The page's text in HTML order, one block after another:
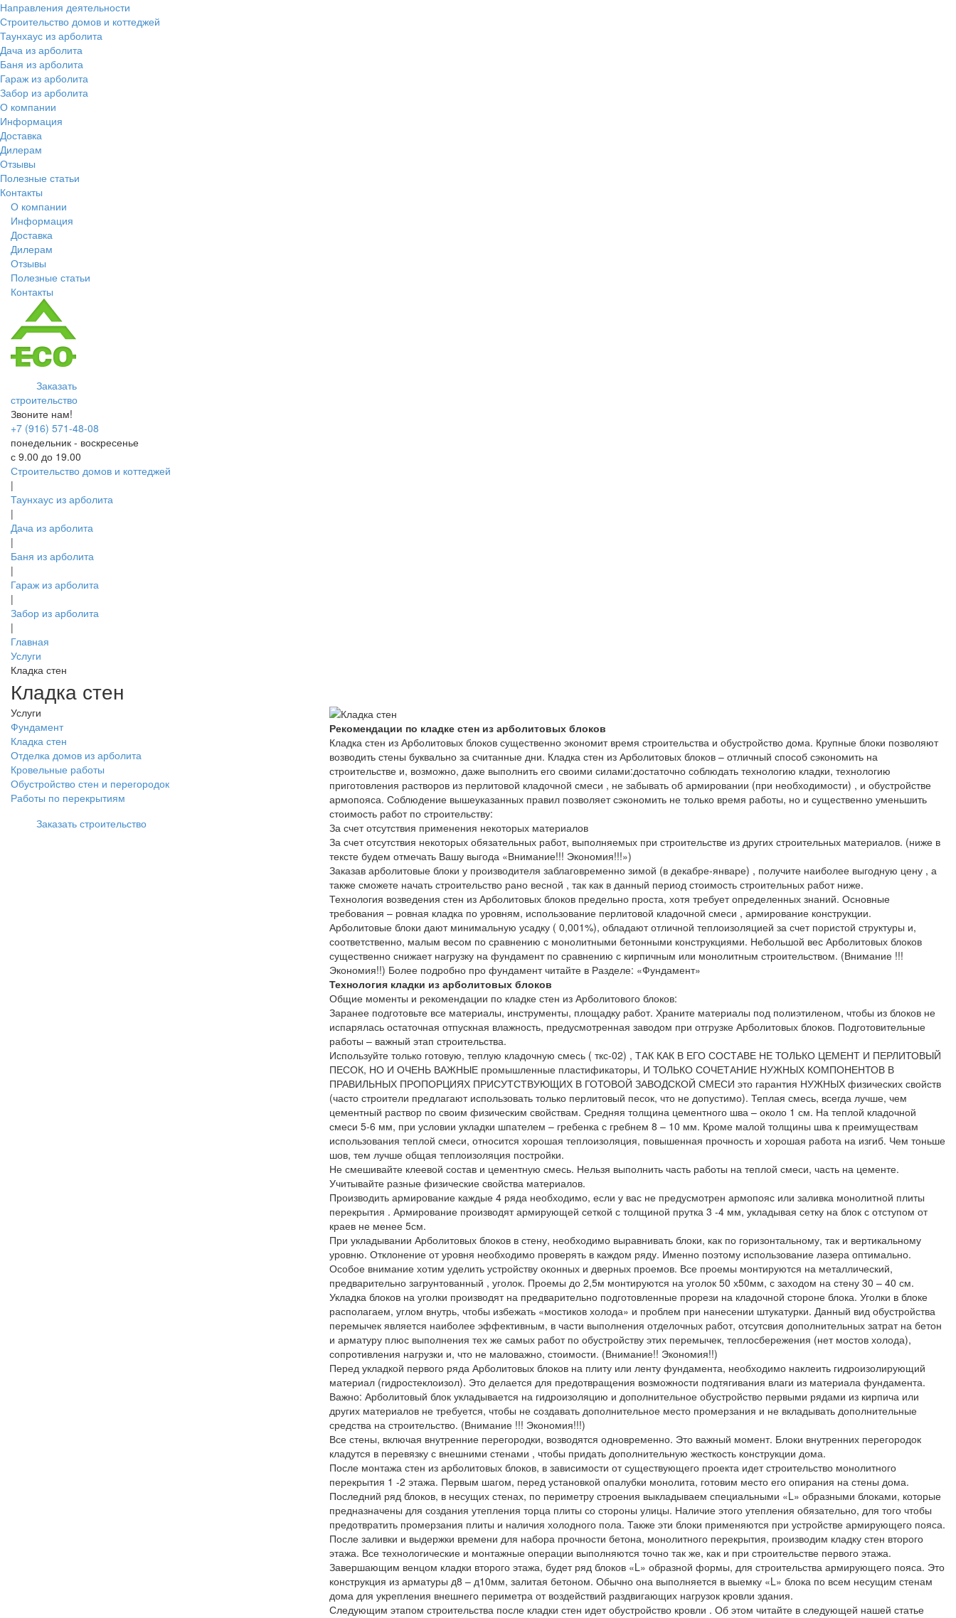
Направления деятельности
Строительство домов и коттеджей
Таунхаус из арболита
Дача из арболита
Баня из арболита
Гараж из арболита
Забор из арболита
О компании
Информация
Доставка
Дилерам
Отзывы
Полезные статьи
Контакты
О компании
Информация
Доставка
Дилерам
Отзывы
Полезные статьи
Контакты
Заказать
строительство
Звоните нам!
+7 (916) 571-48-08
понедельник - воскресенье
с 9.00 до 19.00
Строительство домов и коттеджей
|
Таунхаус из арболита
|
Дача из арболита
|
Баня из арболита
|
Гараж из арболита
|
Забор из арболита
|
Главная
Услуги
Кладка стен
Кладка стен
Рекомендации по кладке стен из арболитовых блоков
Кладка стен из Арболитовых блоков существенно экономит время строительства и обустройство дома. Крупные блоки позволяют
возводить стены буквально за считанные дни. Кладка стен из Арболитовых блоков – отличный способ сэкономить на
строительстве и, возможно, даже выполнить его своими силами:достаточно соблюдать технологию кладки, технологию
приготовления растворов из перлитовой кладочной смеси , не забывать об армировании (при необходимости) , и обустройстве
армопояса. Соблюдение вышеуказанных правил позволяет сэкономить не только время работы, но и существенно уменьшить
стоимость работ по строительству:
За счет отсутствия применения некоторых материалов
За счет отсутствия некоторых обязательных работ, выполняемых при строительстве из других строительных материалов. (ниже в
тексте будем отмечать Вашу выгода «Внимание!!! Экономия!!!»)
Заказав арболитовые блоки у производителя заблаговременно зимой (в декабре-январе) , получите наиболее выгодную цену , а
также сможете начать строительство рано весной , так как в данный период стоимость строительных работ ниже.
Технология возведения стен из Арболитовых блоков предельно проста, хотя требует определенных знаний. Основные
требования – ровная кладка по уровням, использование перлитовой кладочной смеси , армирование конструкции.
Арболитовые блоки дают минимальную усадку ( 0,001%), обладают отличной теплоизоляцией за счет пористой структуры и,
соответственно, малым весом по сравнению с монолитными бетонными конструкциями. Небольшой вес Арболитовых блоков
существенно снижает нагрузку на фундамент по сравнению с кирпичным или монолитным строительством. (Внимание !!!
Экономия!!) Более подробно про фундамент читайте в Разделе: «Фундамент»
Технология кладки из арболитовых блоков
Общие моменты и рекомендации по кладке стен из Арболитового блоков:
Заранее подготовьте все материалы, инструменты, площадку работ. Храните материалы под полиэтиленом, чтобы из блоков не
испарялась остаточная отпускная влажность, предусмотренная заводом при отгрузке Арболитовых блоков. Подготовительные
работы – важный этап строительства.
Используйте только готовую, теплую кладочную смесь ( ткс-02) , ТАК КАК В ЕГО СОСТАВЕ НЕ ТОЛЬКО ЦЕМЕНТ И ПЕРЛИТОВЫЙ
ПЕСОК, НО И ОЧЕНЬ ВАЖНЫЕ промышленные пластификаторы, И ТОЛЬКО СОЧЕТАНИЕ НУЖНЫХ КОМПОНЕНТОВ В
ПРАВИЛЬНЫХ ПРОПОРЦИЯХ ПРИСУТСТВУЮЩИХ В ГОТОВОЙ ЗАВОДСКОЙ СМЕСИ это гарантия НУЖНЫХ физических свойств
(часто строители предлагают использовать только перлитовый песок, что не допустимо). Теплая смесь, всегда лучше, чем
цементный раствор по своим физическим свойствам. Средняя толщина цементного шва – около 1 см. На теплой кладочной
смеси 5-6 мм, при условии укладки шпателем – гребенка с гребнем 8 – 10 мм. Кроме малой толщины шва к преимуществам
использования теплой смеси, относится хорошая теплоизоляция, повышенная прочность и хорошая работа на изгиб. Чем тоньше
шов, тем лучше общая теплоизоляция постройки.
Не смешивайте клеевой состав и цементную смесь. Нельзя выполнить часть работы на теплой смеси, часть на цементе.
Учитывайте разные физические свойства материалов.
Производить армирование каждые 4 ряда необходимо, если у вас не предусмотрен армопояс или заливка монолитной плиты
перекрытия . Армирование производят армирующей сеткой с толщиной прутка 3 -4 мм, укладывая сетку на блок с отступом от
краев не менее 5см.
При укладывании Арболитовых блоков в стену, необходимо выравнивать блоки, как по горизонтальному, так и вертикальному
уровню. Отклонение от уровня необходимо проверять в каждом ряду. Именно поэтому использование лазера оптимально.
Особое внимание хотим уделить устройству оконных и дверных проемов. Все проемы монтируются на металлический,
предварительно загрунтованный , уголок. Проемы до 2,5м монтируются на уголок 50 х50мм, с заходом на стену 30 – 40 см.
Укладка блоков на уголки производят на предварительно подготовленные прорези на кладочной стороне блока. Уголки в блоке
располагаем, углом внутрь, чтобы избежать «мостиков холода» и проблем при нанесении штукатурки. Данный вид обустройства
перемычек является наиболее эффективным, в части выполнения отделочных работ, отсутсвия дополнительных затрат на бетон
и арматуру плюс выполнения тех же самых работ по обустройству этих перемычек, теплосбережения (нет мостов холода),
сопротивления нагрузки и, что не маловажно, стоимости. (Внимание!! Экономия!!)
Перед укладкой первого ряда Арболитовых блоков на плиту или ленту фундамента, необходимо наклеить гидроизолирующий
материал (гидростеклоизол). Это делается для предотвращения возможности подтягивания влаги из материала фундамента.
Важно: Арболитовый блок укладывается на гидроизоляцию и дополнительное обустройство первыми рядами из кирпича или
других материалов не требуется, чтобы не создавать дополнительное место промерзания и не вкладывать дополнительные
средства на строительство. (Внимание !!! Экономия!!!)
Все стены, включая внутренние перегородки, возводятся одновременно. Это важный момент. Блоки внутренних перегородок
кладутся в перевязку с внешними стенами , чтобы придать дополнительную жесткость конструкции дома.
После монтажа стен из арболитовых блоков, в зависимости от существующего проекта идет строительство монолитного
перекрытия 1 -2 этажа. Первым шагом, перед установкой опалубки монолита, готовим место его опирания на стены дома.
Последний ряд блоков, в несущих стенах, по периметру строения выкладываем специальными «L» образными блоками, которые
предназначены для создания утепления торца плиты со стороны улицы. Наличие этого утепления обязательно, для того чтобы
предотвратить промерзания плиты и наличия холодного пола. Также эти блоки применяются при устройстве армирующего пояса.
После заливки и выдержки времени для набора прочности бетона, монолитного перекрытия, производим кладку стен второго
этажа. Все технологические и монтажные операции выполняются точно так же, как и при строительстве первого этажа.
Завершающим венцом кладки второго этажа, будет ряд блоков «L» образной формы, для строительства армирующего пояса. Это
конструкция из арматуры д8 – д10мм, залитая бетоном. Обычно она выполняется в выемку «L» блока по всем несущим стенам
дома для укрепления внешнего периметра от воздействий раздвигающих нагрузок кровли здания.
Следующим этапом строительства после кладки стен идет обустройство кровли . Об этом читайте в следующей нашей статье
Услуги
Фундамент
Кладка стен
Отделка домов из арболита
Кровельные работы
Обустройство стен и перегородок
Работы по перекрытиям
Заказать строительство